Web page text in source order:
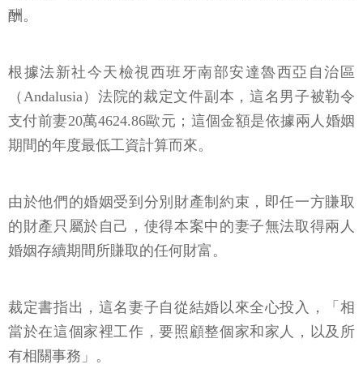
酬。
根據法新社今天檢視西班牙南部安達魯西亞自治區
（Andalusia）法院的裁定文件副本，這名男子被勒令
支付前妻20萬4624.86歐元；這個金額是依據兩人婚姻
期間的年度最低工資計算而來。
由於他們的婚姻受到分別財產制約束，即任一方賺取
的財產只屬於自己，使得本案中的妻子無法取得兩人
婚姻存續期間所賺取的任何財富。
裁定書指出，這名妻子自從結婚以來全心投入，「相
當於在這個家裡工作，要照顧整個家和家人，以及所
有相關事務」。